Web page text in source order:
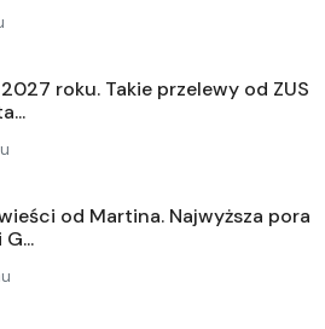
roku. Takie przelewy od ZUS
od Martina. Najwyższa pora